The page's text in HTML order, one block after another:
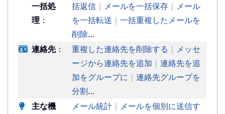
一括処
理 ：
括返信 ｜ メールを一括保存 ｜ メール
を一括転送 ｜ 一括重複したメールを
削除…
連絡先： 重複した連絡先を削除する ｜ メッセ
ージから連絡先を追加 ｜ 連絡先を追
加をグループに ｜ 連絡先グループを
分割…
主な機
メール統計 ｜ メールを個別に送信す